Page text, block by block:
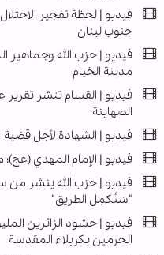
فيديو | لحظة تفجير
جنوب لبنان
فيديو | حزب الله وجماهير
مدينة الخيام
فیديو | القسام تنشر
الصهاينة
فيديو | الشهادة لأجل قضية
فيديو | الإمام المهدي
"سَنُكمِل الطريق"
فیديو | حشود الزائرين
الحرمين بكربلاء المقدسة